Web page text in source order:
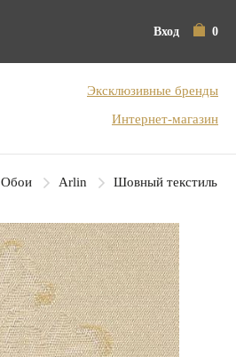
Вход 0
Эксклюзивные бренды
Интернет-магазин
Обои Arlin Шовный текстиль